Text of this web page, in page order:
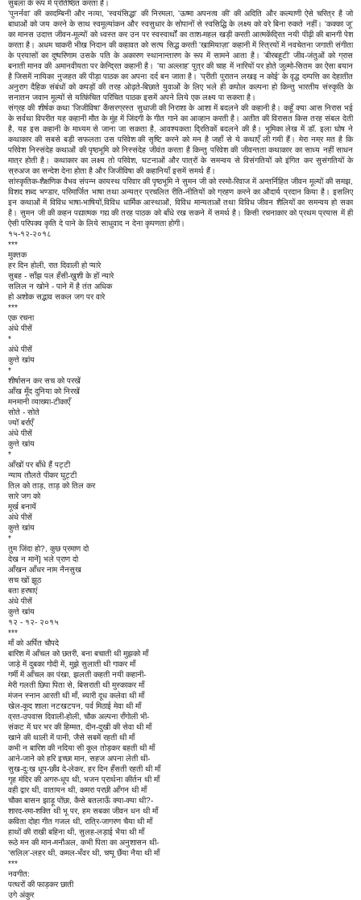
सुबला के रूप में प्रतिष्ठित करता है।
'पुनर्नवा' की कादम्बिनी और नव्या, 'स्वयंसिद्धा' की निरमला, 'ऊष्मा अपनत्व की' की अदिति और कल्याणी ऐसे चरित्र है जो
बाधाओं को जय करने के साथ स्वमूल्यांकन और स्वसुधार के सोपानों से स्वसिद्धि के लक्ष्य को वरे बिना रुकते नहीं। 'कक्का जू'
का मानस उदात्त जीवन-मूल्यों को ध्वस्त कर उन पर स्वस्वार्थों का ताश-महल खड़ी करती आत्मकेंद्रित नयी पीढ़ी की बानगी पेश
करता है। अधम चाकरी भीख निदान की कहावत को सत्य सिद्ध करती 'खामियाज़ा' कहानी में स्त्रियों में नवचेतना जगाती संगीता
के प्रयासों का दुष्परिणाम उसके पति के अकारण स्थानान्तारण के रूप में सामने आता है। 'बीरबहूटी' जीव-जंतुओं को ग्रास
बनाती मानव की अमानवीयता पर केन्द्रित कहानी है। 'या अल्लाह' पुत्र की चाह में नारियों पर होते जुल्मो-सितम का ऐसा बयान
है जिसमें नायिका नुजहत की पीड़ा पाठक का अपना दर्द बन जाता है। 'प्रीती पुरातन लखइ न कोई' के वृद्ध दम्पत्ति का देहातीत
अनुराग दैहिक संबंधों को कपड़ों की तरह ओढ़ते-बिछाते युवाओं के लिए भले ही कपोल कल्पना हो किन्तु भारतीय संस्कृति के
सनातन जवान मूल्यों से यत्किंचित परिचित पाठक इसमें अपने लिये एक लक्ष्य पा सकता है।
संग्रह की शीर्षक कथा 'जिजीविषा' कैंसरग्रस्त सुधाजी की निराशा के आशा में बदलने की कहानी है। कहूँ क्या आस निरास भई
के सर्वथा विपरीत यह कहानी मौत के मुंह में जिंदगी के गीत गाने का आव्हान करती है। अतीत की विरासत किस तरह संबल देती
है, यह इस कहानी के माध्यम से जाना जा सकता है, आवश्यकता द्रितिकों बदलने की है। भूमिका लेख में डॉ. इला घोष ने
कथाकार की सबसे बड़ी सफलता उस परिवेश की सृष्टि करने को मन है जहाँ से ये कथाएँ ली गयी हैं। मेरा नम्र मत है कि
परिवेश निस्संदेह कथाओं की पृष्ठभूमि को निस्संदेह जीवंत करता है किन्तु परिवेश की जीवन्तता कथाकार का साध्य नहीं साधन
मात्र होती है। कथाकार का लक्ष्य तो परिवेश, घटनाओं और पात्रों के समन्वय से विसंगतियों को इंगित कर सुसंगतियों के
स्रुअज का सन्देश देना होता है और जिजीविषा की कहानियाँ इसमें समर्थ हैं।
सांस्कृतिक-शैक्षणिक वैभव संपन्न कायस्थ परिवार की पृष्ठभूमि ने सुमन जी को रस्मो-रिवाज में अन्तर्निहित जीवन मूल्यों की समझ,
विशद शब्द भण्डार, परिमार्जित भाषा तथा अन्यत्र प्रचलित रीति-नीतियों को ग्रहण करने का औदार्य प्रदान किया है। इसलिए
इन कथाओं में विविध भाषा-भाषियों,विविध धार्मिक आस्थाओं, विविध मान्यताओं तथा विविध जीवन शैलियों का समन्वय हो सका
है। सुमन जी की कहन पद्यात्मक गद्य की तरह पाठक को बाँधे रख सकने में समर्थ है। किसी रचनाकार को प्रथम प्रयास में ही
ऐसी परिपक्व कृति दे पाने के लिये साधुवाद न देना कृपणता होगी।
१५-१२-२०१८
***
मुक्तक
हर दिन होली, रात दिवाली हो प्यारे
सुबह - साँझ पल हँसी-ख़ुशी के हों न्यारे
सलिल न खोने - पाने में है तंत अधिक
हो अशोक सद्भाव सकल जग पर वारे
***
एक रचना
अंधे पीसें
*
अंधे पीसें
कुत्ते खांय
*
शीर्षासन कर सच को परखें
आँख मूँद दुनिया को निरखें
मनमानी व्याख्या-टीकाएँ
सोते - सोते
ज्यों बर्राएँ
अंधे पीसें
कुत्ते खांय
*
आँखों पर बाँधे हैं पट्टी
न्याय तौलते पीकर घुट्टी
तिल को ताड़, ताड़ को तिल कर
सारे जग को
मूर्ख बनायें
अंधे पीसें
कुत्ते खांय
*
तुम जिंदा हो?, कुछ प्रमाण दो
देख न मानें] भले प्राण दो
आँखन आँधर नाम नैनसुख
सच खों झूठ
बता हरषाएं
अंधे पीसें
कुत्ते खांय
१२ - १२- २०१५
***
माँ को अर्पित चौपदे
बारिश में आँचल को छतरी, बना बचाती थी मुझको माँ
जाड़े में दुबका गोदी में, मुझे सुलाती थी गाकर माँ
गर्मी में आँचल का पंखा, झलती कहती नयी कहानी-
मेरी गलती छिपा पिता से, बिसराती थी मुस्काकर माँ
मंजन स्नान आरती थी माँ, ब्यारी दूध कलेवा थी माँ
खेल-कूद शाला नटखटपन, पर्व मिठाई मेवा थी माँ
व्रत-उपवास दिवाली-होली, चौक अल्पना राँगोली भी-
संकट में घर भर की हिम्मत, दीन-दुखी की सेवा थी माँ
खाने की थाली में पानी, जैसे सबमें रहती थी माँ
कभी न बारिश की नदिया सी कूल तोड़कर बहती थी माँ
आने-जाने को हरि इच्छा मान, सहज अपना लेती थी-
सुख-दुःख धूप-छाँव दे-लेकर, हर दिन हँसती रहती थी माँ
गृह मंदिर की अगरु-धूप थी, भजन प्रार्थना कीर्तन थी माँ
वही द्वार थी, वातायन थी, कमरा परछी आँगन थी माँ
चौका बासन झाड़ू पोंछा, कैसे बतलाऊँ क्या-क्या थी?-
शारद-रमा-शक्ति थी भू पर, हम सबका जीवन धन थी माँ
कविता दोहा गीत गजल थी, रात्रि-जागरण चैया थी माँ
हाथों की राखी बहिना थी, सुलह-लड़ाई भैया थी माँ
रूठे मन की मान-मनौअल, कभी पिता का अनुशासन थी-
'सलिल'-लहर थी, कमल-भँवर थी, चप्पू छैंया नैया थी माँ
***
नवगीत:
पत्थरों की फाड़कर छाती
उगे अंकुर